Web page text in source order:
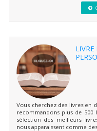
Vous cherchez des livres en
recommandons plus de 500
sélection des meilleurs
nous apparaissent comme